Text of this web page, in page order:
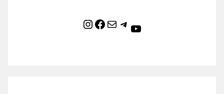
Instagram Facebook Mail Telegram YouTube